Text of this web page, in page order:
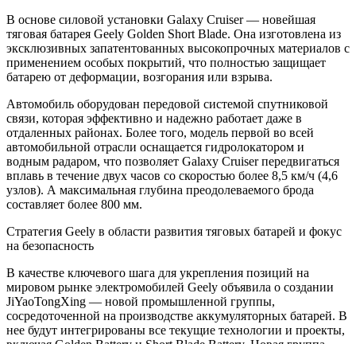
В основе силовой установки Galaxy Cruiser — новейшая
тяговая батарея Geely Golden Short Blade. Она изготовлена из
эксклюзивных запатентованных высокопрочных материалов с
применением особых покрытий, что полностью защищает
батарею от деформации, возгорания или взрыва.
Автомобиль оборудован передовой системой спутниковой
связи, которая эффективно и надежно работает даже в
отдаленных районах. Более того, модель первой во всей
автомобильной отрасли оснащается гидролокатором и
водным радаром, что позволяет Galaxy Cruiser передвигаться
вплавь в течение двух часов со скоростью более 8,5 км/ч (4,6
узлов). А максимальная глубина преодолеваемого брода
составляет более 800 мм.
Стратегия Geely в области развития тяговых батарей и фокус
на безопасность
В качестве ключевого шага для укрепления позиций на
мировом рынке электромобилей Geely объявила о создании
JiYaoTongXing — новой промышленной группы,
сосредоточенной на производстве аккумуляторных батарей. В
нее будут интегрированы все текущие технологии и проекты,